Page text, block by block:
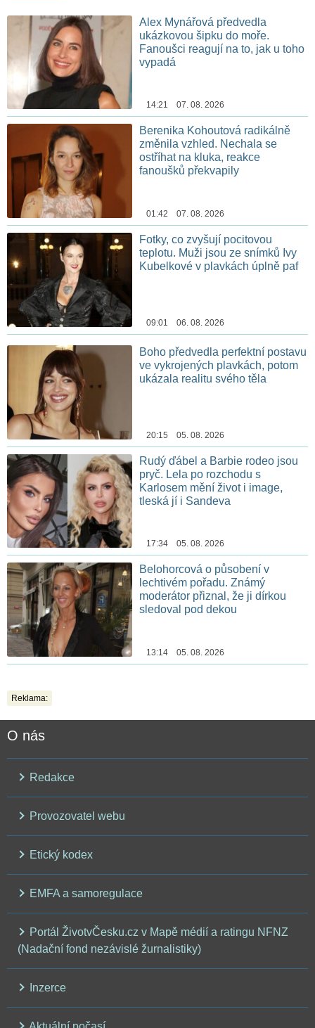
Alex Mynářová předvedla
ukázkovou šipku do moře.
Fanoušci reagují na to, jak u toho
vypadá
14:21 07. 08. 2026
Berenika Kohoutová radikálně
změnila vzhled. Nechala se
ostříhat na kluka, reakce
fanoušků překvapily
01:42 07. 08. 2026
Fotky, co zvyšují pocitovou
teplotu. Muži jsou ze snímků Ivy
Kubelkové v plavkách úplně paf
09:01 06. 08. 2026
Boho předvedla perfektní postavu
ve vykrojených plavkách, potom
ukázala realitu svého těla
20:15 05. 08. 2026
Rudý ďábel a Barbie rodeo jsou
pryč. Lela po rozchodu s
Karlosem mění život i image,
tleská jí i Sandeva
17:34 05. 08. 2026
Belohorcová o působení v
lechtivém pořadu. Známý
moderátor přiznal, že ji dírkou
sledoval pod dekou
13:14 05. 08. 2026
Reklama:
O nás
Redakce
Provozovatel webu
Etický kodex
EMFA a samoregulace
Portál ŽivotvČesku.cz v Mapě médií a ratingu NFNZ
(Nadační fond nezávislé žurnalistiky)
Inzerce